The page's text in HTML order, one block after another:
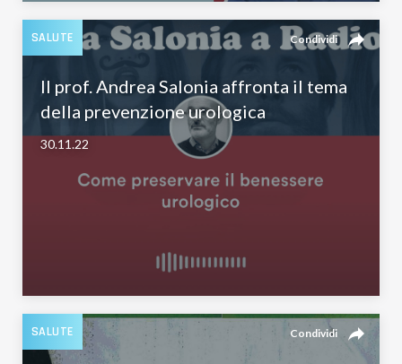
Il prof. Andrea Salonia affronta il tema
della prevenzione urologica
30.11.22
SALUTE Condividi reply
SALUTE Condividi reply